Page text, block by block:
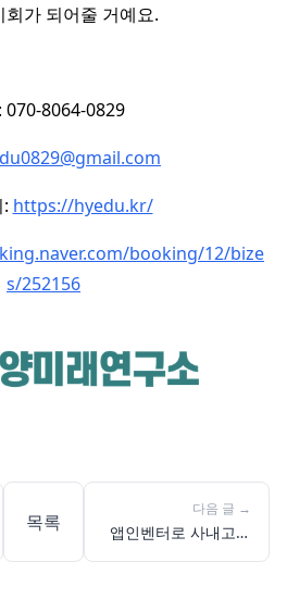
회가 되어줄 거예요.
070-8064-0829
https://hyedu.kr/
booking/12/bize
s/252156
목록
다음 글 →
앱인벤터로 사내고등